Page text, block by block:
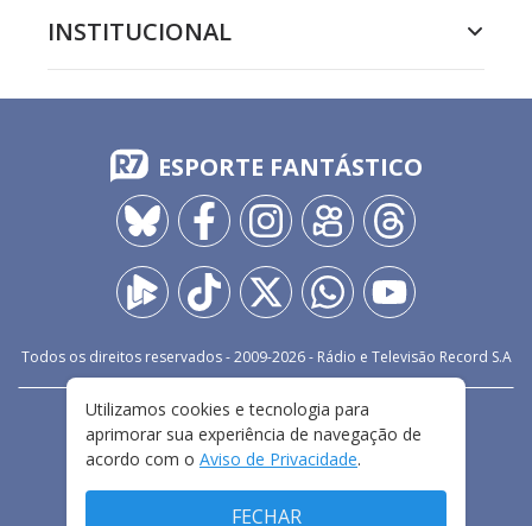
INSTITUCIONAL
ESPORTE FANTÁSTICO
Todos os direitos reservados - 2009-2026- Rádio e Televisão Record S.A
FALE CONOSCO
PRIVACIDADE
TERMOS E CONDIÇÕES DE USO
Utilizamos cookies e tecnologia para
aprimorar sua experiência de navegação de
acordo com o Aviso de Privacidade.
FECHAR